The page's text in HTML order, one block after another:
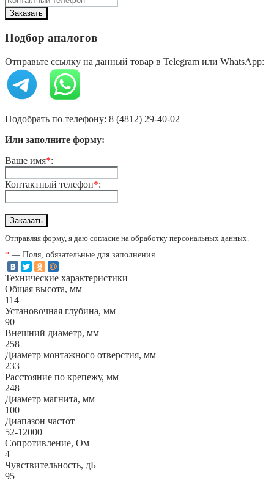
Подбор аналогов
Отправьте ссылку на данный товар в Telegram или WhatsApp:
Подобрать по телефону: 8 (4812) 29-40-02
Или заполните форму:
Ваше имя*:
Контактный телефон*:
Отправляя форму, я даю согласие на обработку персональных данных.
* — Поля, обязательные для заполнения
Технические характеристики
Общая высота, мм
114
Установочная глубина, мм
90
Внешний диаметр, мм
258
Диаметр монтажного отверстия, мм
233
Расстояние по крепежу, мм
248
Диаметр магнита, мм
100
Диапазон частот
52-12000
Сопротивление, Ом
4
Чувствительность, дБ
95